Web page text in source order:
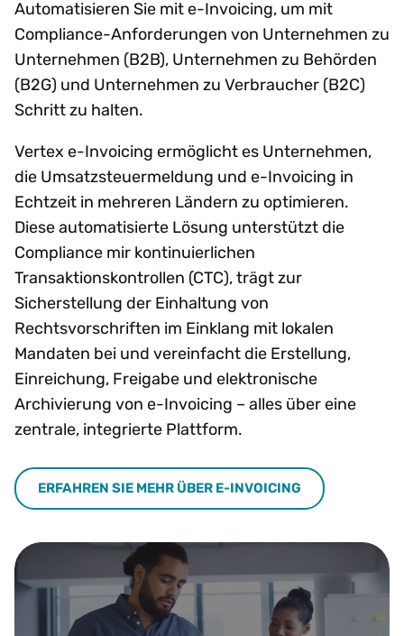
Automatisieren Sie mit e-Invoicing, um mit
Compliance-Anforderungen von Unternehmen zu
Unternehmen (B2B), Unternehmen zu Behörden
(B2G) und Unternehmen zu Verbraucher (B2C)
Schritt zu halten.
Vertex e-Invoicing ermöglicht es Unternehmen,
die Umsatzsteuermeldung und e-Invoicing in
Echtzeit in mehreren Ländern zu optimieren.
Diese automatisierte Lösung unterstützt die
Compliance mir kontinuierlichen
Transaktionskontrollen (CTC), trägt zur
Sicherstellung der Einhaltung von
Rechtsvorschriften im Einklang mit lokalen
Mandaten bei und vereinfacht die Erstellung,
Einreichung, Freigabe und elektronische
Archivierung von e-Invoicing – alles über eine
zentrale, integrierte Plattform.
ERFAHREN SIE MEHR ÜBER E-INVOICING